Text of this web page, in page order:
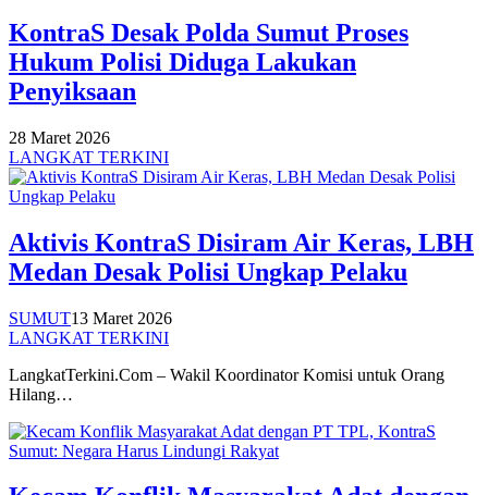
KontraS Desak Polda Sumut Proses
Hukum Polisi Diduga Lakukan
Penyiksaan
28 Maret 2026
LANGKAT TERKINI
Aktivis KontraS Disiram Air Keras, LBH
Medan Desak Polisi Ungkap Pelaku
SUMUT13 Maret 2026
LANGKAT TERKINI
LangkatTerkini.Com – Wakil Koordinator Komisi untuk Orang
Hilang…